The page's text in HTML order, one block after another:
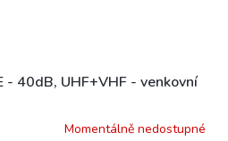
- 40dB, UHF+VHF - venkovní
Momentálně nedostupné